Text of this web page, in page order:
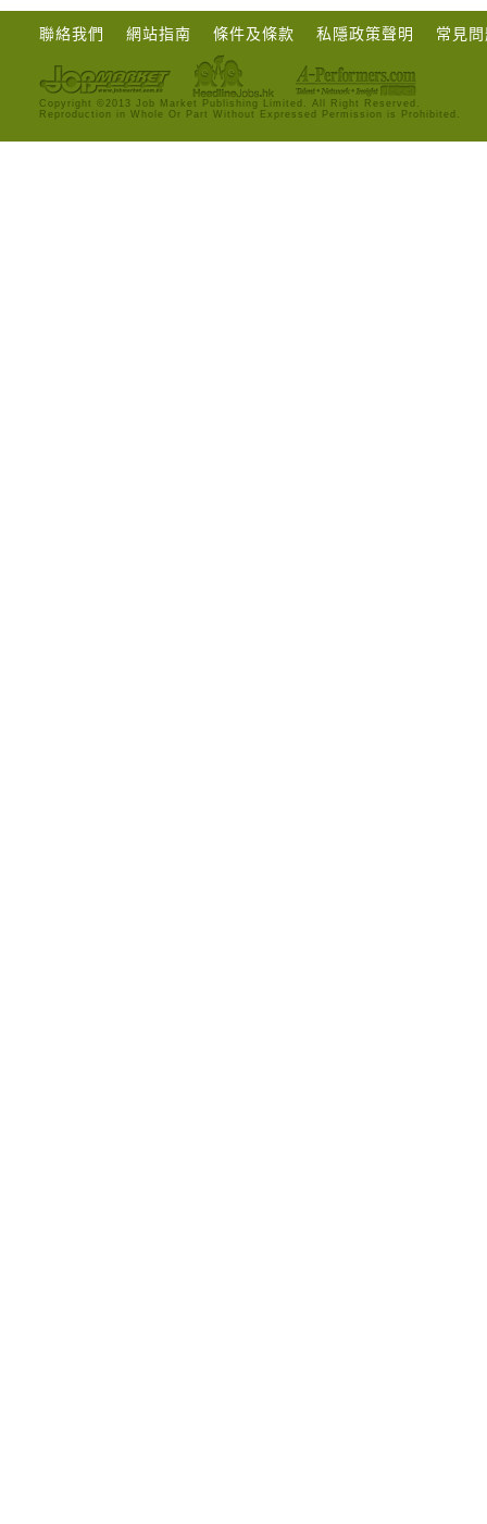
聯絡我們 網站指南 條件及條款 私隱政策聲明 常見
Copyright ©2013 Job Market Publishing Limited. All Right Reserved.
Reproduction in Whole Or Part Without Expressed Permission is Prohibited.